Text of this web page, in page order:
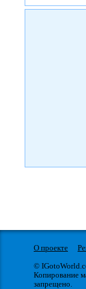
О проекте
©
Копирование
запрещено.